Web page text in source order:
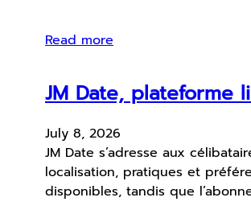
Read more
JM Date, plateforme
July 8, 2026
JM Date s’adresse aux
localisation, pratiques et
disponibles, tandis que